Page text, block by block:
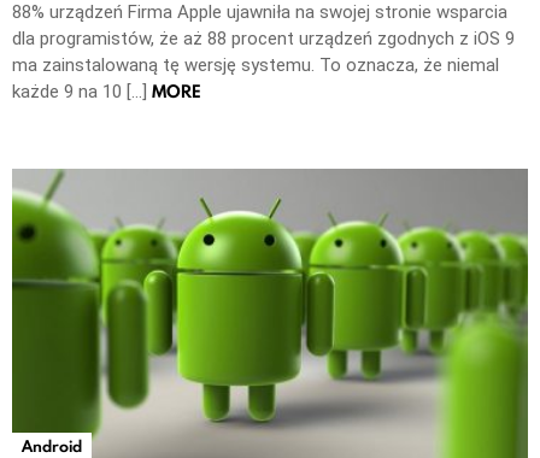
88% urządzeń Firma Apple ujawniła na swojej stronie wsparcia
dla programistów, że aż 88 procent urządzeń zgodnych z iOS 9
ma zainstalowaną tę wersję systemu. To oznacza, że niemal
każde 9 na 10 […] MORE
Android